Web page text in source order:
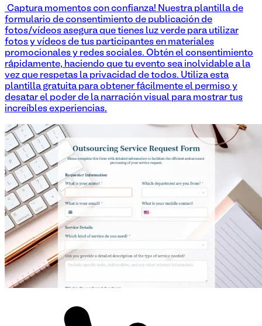
¡Captura momentos con confianza! Nuestra plantilla de
formulario de consentimiento de publicación de
fotos/vídeos asegura que tienes luz verde para utilizar
fotos y vídeos de tus participantes en materiales
promocionales y redes sociales. Obtén el consentimiento
rápidamente, haciendo que tu evento sea inolvidable a la
vez que respetas la privacidad de todos. Utiliza esta
plantilla gratuita para obtener fácilmente el permiso y
desatar el poder de la narración visual para mostrar tus
increíbles experiencias.